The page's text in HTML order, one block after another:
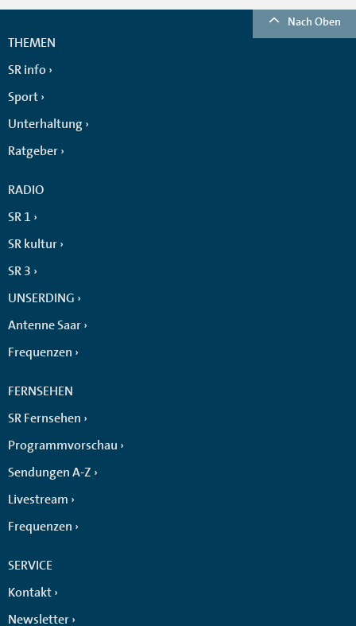
Nach Oben
THEMEN
SR info
Sport
Unterhaltung
Ratgeber
RADIO
SR 1
SR kultur
SR 3
UNSERDING
Antenne Saar
Frequenzen
FERNSEHEN
SR Fernsehen
Programmvorschau
Sendungen A-Z
Livestream
Frequenzen
SERVICE
Kontakt
Newsletter